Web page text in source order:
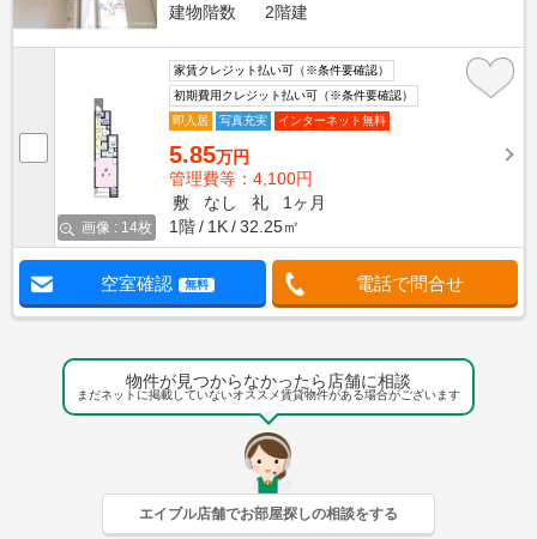
建物階数
2階建
画像 : 14枚
家賃クレジット払い可（※条件要確認）
初期費用クレジット払い可（※条件要確認）
即入居
写真充実 インターネット無料
5.85万円
管理費等：4,100円
敷
なし 礼
1ヶ月
1階
1K 32.25㎡
空室確認 無料 電話で問合せ
物件が見つからなかったら店舗に相談
まだネットに掲載していないオススメ賃貸物件がある場合がございます
エイブル店舗でお部屋探しの相談をする